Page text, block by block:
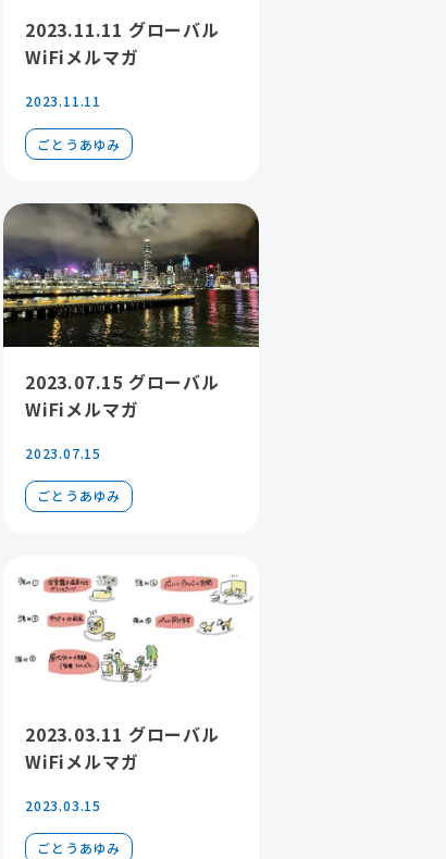
ごとうあゆみ
2023.11.11 グローバル
WiFiメルマガ
2023.11.11
ごとうあゆみ
2023.07.15 グローバル
WiFiメルマガ
2023.07.15
ごとうあゆみ
2023.03.11 グローバル
WiFiメルマガ
2023.03.15